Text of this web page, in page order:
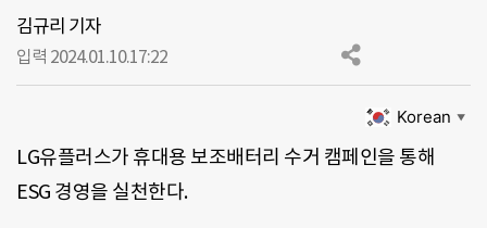
김규리 기자
입력 2024.01.10.17:22
Korean ▼
LG유플러스가 휴대용 보조배터리 수거 캠페인을 통해
ESG 경영을 실천한다.